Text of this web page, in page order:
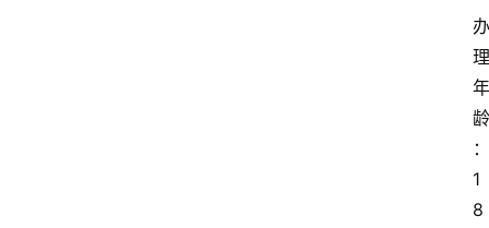
办
理
年
龄
：
1
8